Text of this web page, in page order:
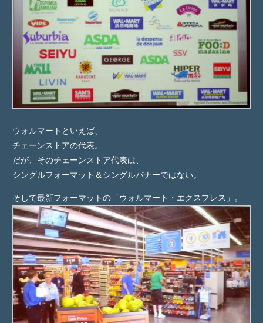
ウォルマートといえば、
チェーンストアの代表。
だが、そのチェーンストア代表は、
シングルフォーマット＆シングルバナーではない。
そして最新フォーマットの「ウォルマート・エクスプレス」。